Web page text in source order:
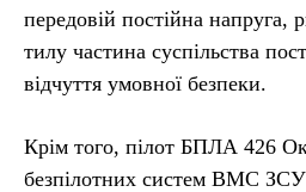
передовій постійна напруга,
тилу частина суспільства
відчуття умовної безпеки.
Крім того, пілот БПЛА 426
безпілотних систем ВМС